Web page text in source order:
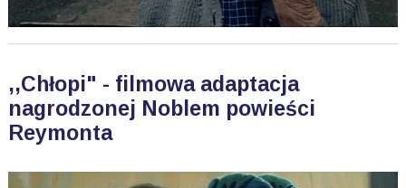
,,Chłopi" - filmowa adaptacja
nagrodzonej Noblem powieści
Reymonta